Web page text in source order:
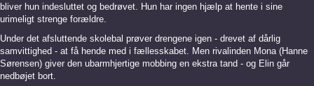
bliver hun indesluttet og bedrøvet. Hun har ingen hjælp at hente i sine
urimeligt strenge forældre.
Under det afsluttende skolebal prøver drengene igen - drevet af dårlig
samvittighed - at få hende med i fællesskabet. Men rivalinden Mona (Hanne
Sørensen) giver den ubarmhjertige mobbing en ekstra tand - og Elin går
nedbøjet bort.